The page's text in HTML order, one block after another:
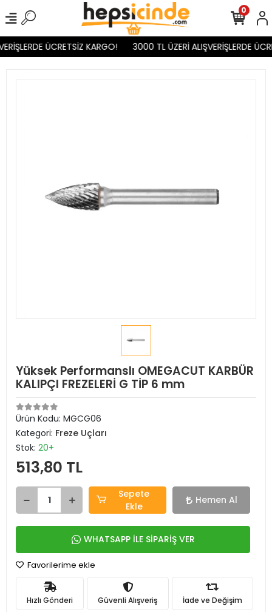
ÜCRETSİZ KARGO! 3000 TL ÜZERİ ALIŞVERİŞLERDE
0
Yüksek Performanslı OMEGACUT KARBÜR
KALIPÇI FREZELERİ G TİP 6 mm
Ürün Kodu: MGCG06
Kategori: Freze Uçları
Stok: 20+
513,80 TL
Sepete
Ekle
Hemen Al
WHATSAPP İLE SİPARİŞ VER
Favorilerime ekle
Hızlı Gönderi Güvenli Alışveriş İade ve Değişim